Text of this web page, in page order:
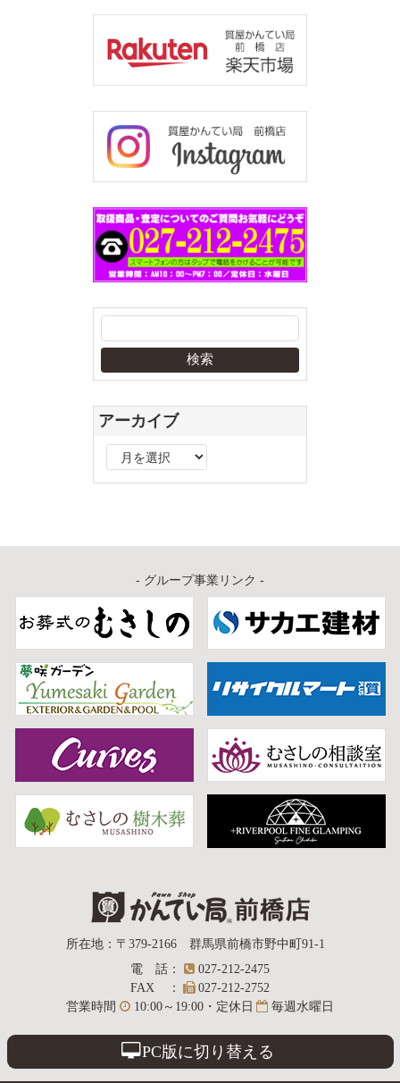
アーカイブ
ー
- グループ事業リンク -
質屋かんてい局
前橋店
所在地 ： 〒379-2166群馬県前橋市野中町91-1
電話 ：
027-212-2475
FAX
：
027-212-2752
営業時間
10:00～19:00・定休日 毎週水曜日
PC版に切り替える